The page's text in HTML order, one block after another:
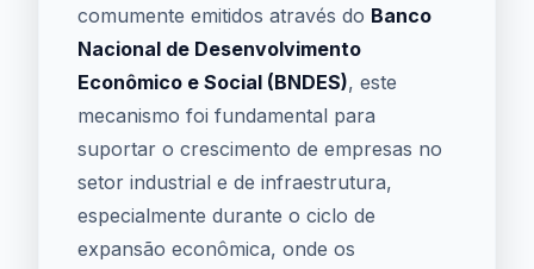
comumente emitidos através do Banco
Nacional de Desenvolvimento
Econômico e Social (BNDES), este
mecanismo foi fundamental para
suportar o crescimento de empresas no
setor industrial e de infraestrutura,
especialmente durante o ciclo de
expansão econômica, onde os